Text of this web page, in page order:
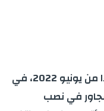
تشرع بلدة تالوين، جنوب تارودانت، بدءا من يونيو 2022، في
في نصب